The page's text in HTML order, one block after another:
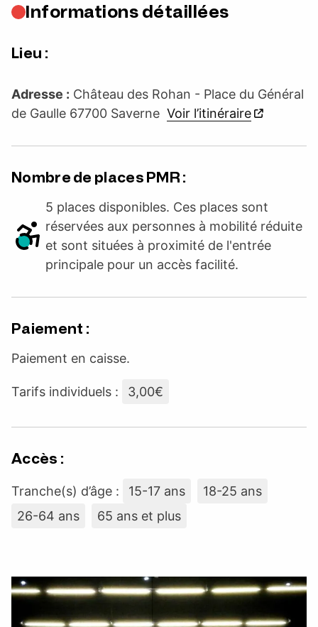
Informations détaillées
Lieu :
Adresse : Château des Rohan - Place du Général
de Gaulle 67700 Saverne Voir l’itinéraire
Nombre de places PMR :
5 places disponibles. Ces places sont
réservées aux personnes à mobilité réduite
et sont situées à proximité de l'entrée
principale pour un accès facilité.
Paiement :
Paiement en caisse.
Tarifs individuels : 3,00€
Accès :
Tranche(s) d’âge : 15-17 ans
18-25 ans
26-64 ans
65 ans et plus